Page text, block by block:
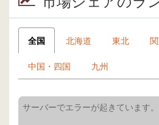
全国 北海道 東北
中国・四国 九州